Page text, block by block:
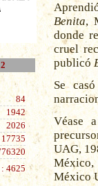
84
1942
2026
17735
4625
Benita,
donde
cruel
publicó
Se
Véase
UAG,
México